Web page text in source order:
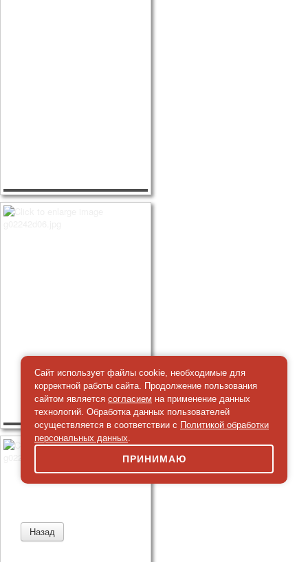
Сайт использует файлы cookie, необходимые для
корректной работы сайта. Продолжение пользования
сайтом является согласием на применение данных
технологий. Обработка данных пользователей
осуществляется в соответствии с Политикой обработки
персональных данных.
ПРИНИМАЮ